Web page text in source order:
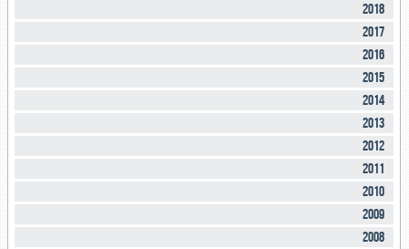
2018
2017
2016
2015
2014
2013
2012
2011
2010
2009
2008